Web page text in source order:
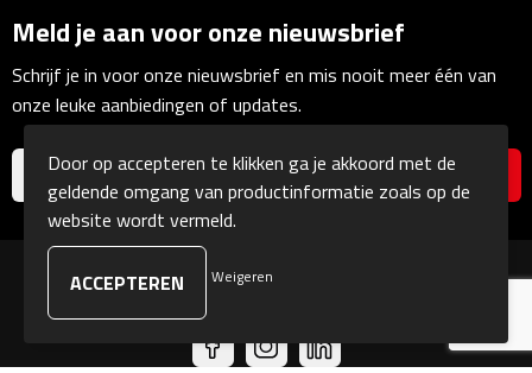
Bureau organizers
Bureausets
Bureau ventilatoren
Boekenleggers
Briefopeners
Meld je aan voor onze nieuwsbrief
Schrijf je in voor onze nieuwsbrief en mis nooit meer één van
onze leuke aanbiedingen of updates.
© Copyright Kranengeschenken 2026
Door op accepteren te klikken ga je akkoord met de
geldende omgang van productinformatie zoals op de
website wordt vermeld.
Weigeren